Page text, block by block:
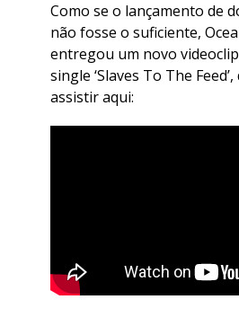
Como se o lançamento de
não fosse o suficiente,
entregou um novo
single ‘Slaves To The
assistir aqui: